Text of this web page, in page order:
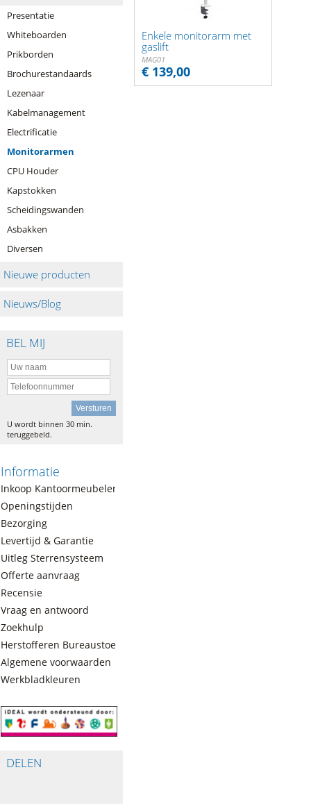
Presentatie
Whiteboarden
Prikborden
Brochurestandaards
Lezenaar
Kabelmanagement
Electrificatie
Monitorarmen
CPU Houder
Kapstokken
Scheidingswanden
Asbakken
Diversen
Nieuwe producten
Nieuws/Blog
BEL MIJ
U wordt binnen 30 min.
teruggebeld.
Informatie
Inkoop Kantoormeubelen
Openingstijden
Bezorging
Levertijd & Garantie
Uitleg Sterrensysteem
Offerte aanvraag
Recensie
Vraag en antwoord
Zoekhulp
Herstofferen Bureaustoelen
Algemene voorwaarden
Werkbladkleuren
DELEN
Enkele monitorarm met
gaslift
MAG01
€ 139,00